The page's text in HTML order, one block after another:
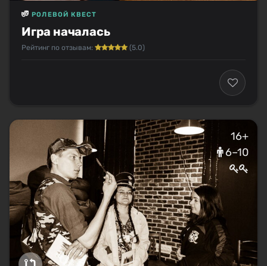
Игра началась
РОЛЕВОЙ КВЕСТ
Рейтинг по отзывам: (5.0)
16+
6–10